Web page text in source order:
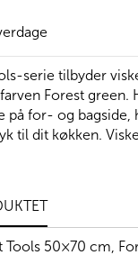
serie tilbyder
Forest green.
på for- og bagside,
til dit køkken.
striber og
Tools 50×70 cm,